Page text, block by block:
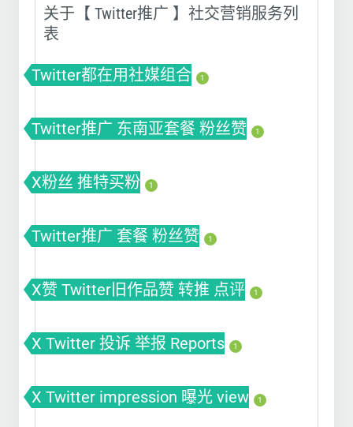
关于【 Twitter推广 】社交营销服务列
表
Twitter都在用社媒组合 1
Twitter推广 东南亚套餐 粉丝赞 1
X粉丝 推特买粉 1
Twitter推广 套餐 粉丝赞 1
X赞 Twitter旧作品赞 转推 点评 1
X Twitter 投诉 举报 Reports 1
X Twitter impression 曝光 view 1